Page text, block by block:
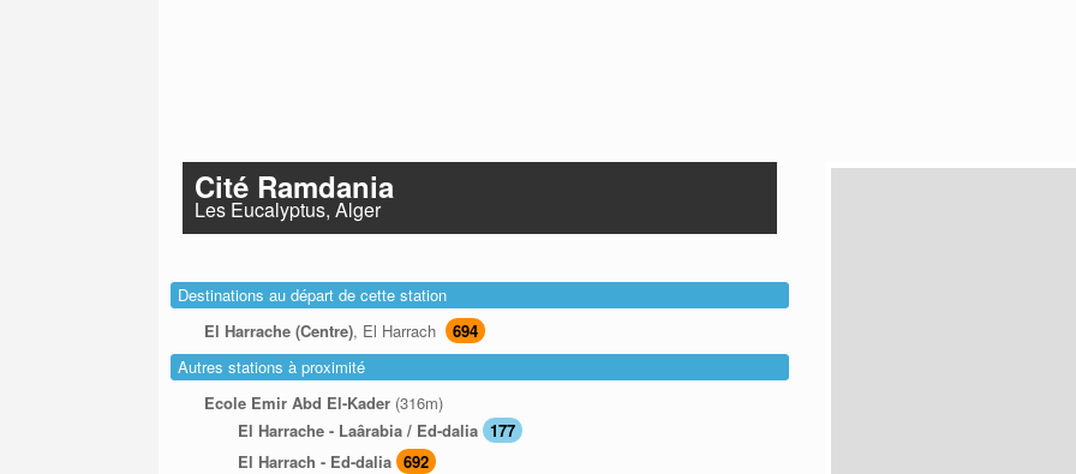
Cité Ramdania
Les Eucalyptus, Alger
Destinations au départ de cette station
El Harrache (Centre), El Harrach
694
Autres stations à proximité
Ecole Emir Abd El-Kader (316m)
El Harrache - Laârabia / Ed-dalia 177
El Harrach - Ed-dalia 692